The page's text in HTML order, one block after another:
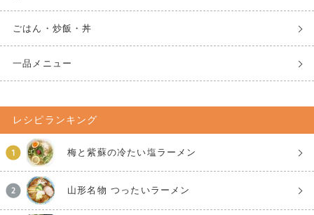
ごはん・炒飯・丼
一品メニュー
レシピランキング
梅と紫蘇の冷たい塩ラーメン
山形名物 つったいラーメン